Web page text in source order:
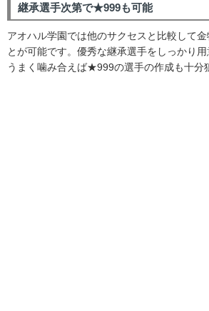
継承選手次第で★999も可能
アオハル学園では他のサクセスと比較して
とが可能です。優秀な継承選手をしっかり
うまく噛み合えば★999の選手の作成も十分